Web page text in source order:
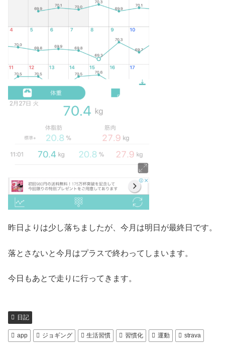
昨日よりは少し落ちましたが、今月は明日が最終日です。
落とさないと今月はプラスで終わってしまいます。
今日もあとで走りに行ってきます。
日記
app ジョギング 生活習慣 習慣化 運動 strava